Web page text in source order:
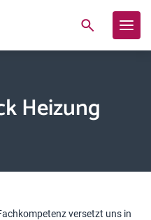
Heizung
versetzt uns in